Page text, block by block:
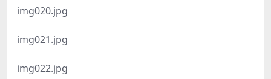
img020.jpg
img021.jpg
img022.jpg